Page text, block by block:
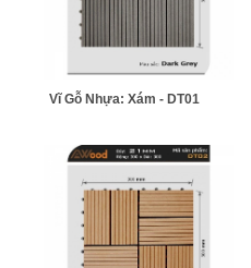
Vĩ Gỗ Nhựa: Xám - DT01